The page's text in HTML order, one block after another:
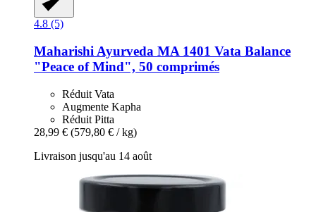
4.8 (5)
Maharishi Ayurveda MA 1401 Vata Balance
"Peace of Mind", 50 comprimés
Réduit Vata
Augmente Kapha
Réduit Pitta
28,99 € (579,80 € / kg)
Livraison jusqu'au 14 août